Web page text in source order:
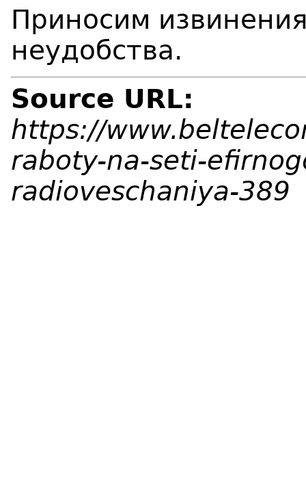
Приносим
неудобства.
Source URL:
https://
raboty-na-seti-
radioveschaniya-389